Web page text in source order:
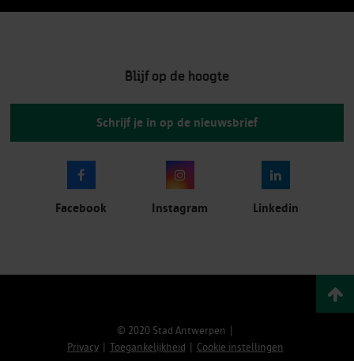
Blijf op de hoogte
Schrijf je in op de nieuwsbrief
Facebook Instagram Linkedin
© 2020 Stad Antwerpen
Privacy
Toegankelijkheid Cookie instellingen